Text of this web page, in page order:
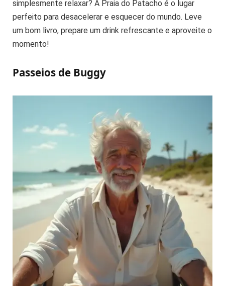
simplesmente relaxar? A Praia do Patacho é o lugar
perfeito para desacelerar e esquecer do mundo. Leve
um bom livro, prepare um drink refrescante e aproveite o
momento!
Passeios de Buggy